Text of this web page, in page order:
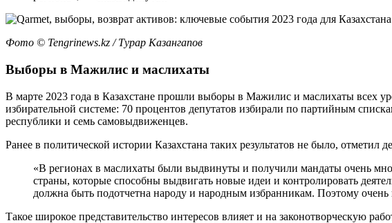
Фото ©️ Tengrinews.kz / Турар Казангапов
Выборы в Мажилис и маслихаты
В марте 2023 года в Казахстане прошли выборы в Мажилис и маслихаты всех
избирательной системе: 70 процентов депутатов избирали по партийным
республики и семь самовыдвиженцев.
Ранее в политической истории Казахстана таких результатов не было, отметил
«В регионах в маслихаты были выдвинуты и получили мандаты очень
страны, которые способны выдвигать новые идеи и контролировать
должна быть подотчетна народу и народным избранникам. Поэтому
Такое широкое представительство интересов влияет и на законотворческую